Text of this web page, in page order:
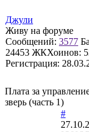
Джули
Живу на форуме
Сообщений: 3577
24453 ЖКХоинов:
Регистрация:
Плата за
зверь (часть 1)
#